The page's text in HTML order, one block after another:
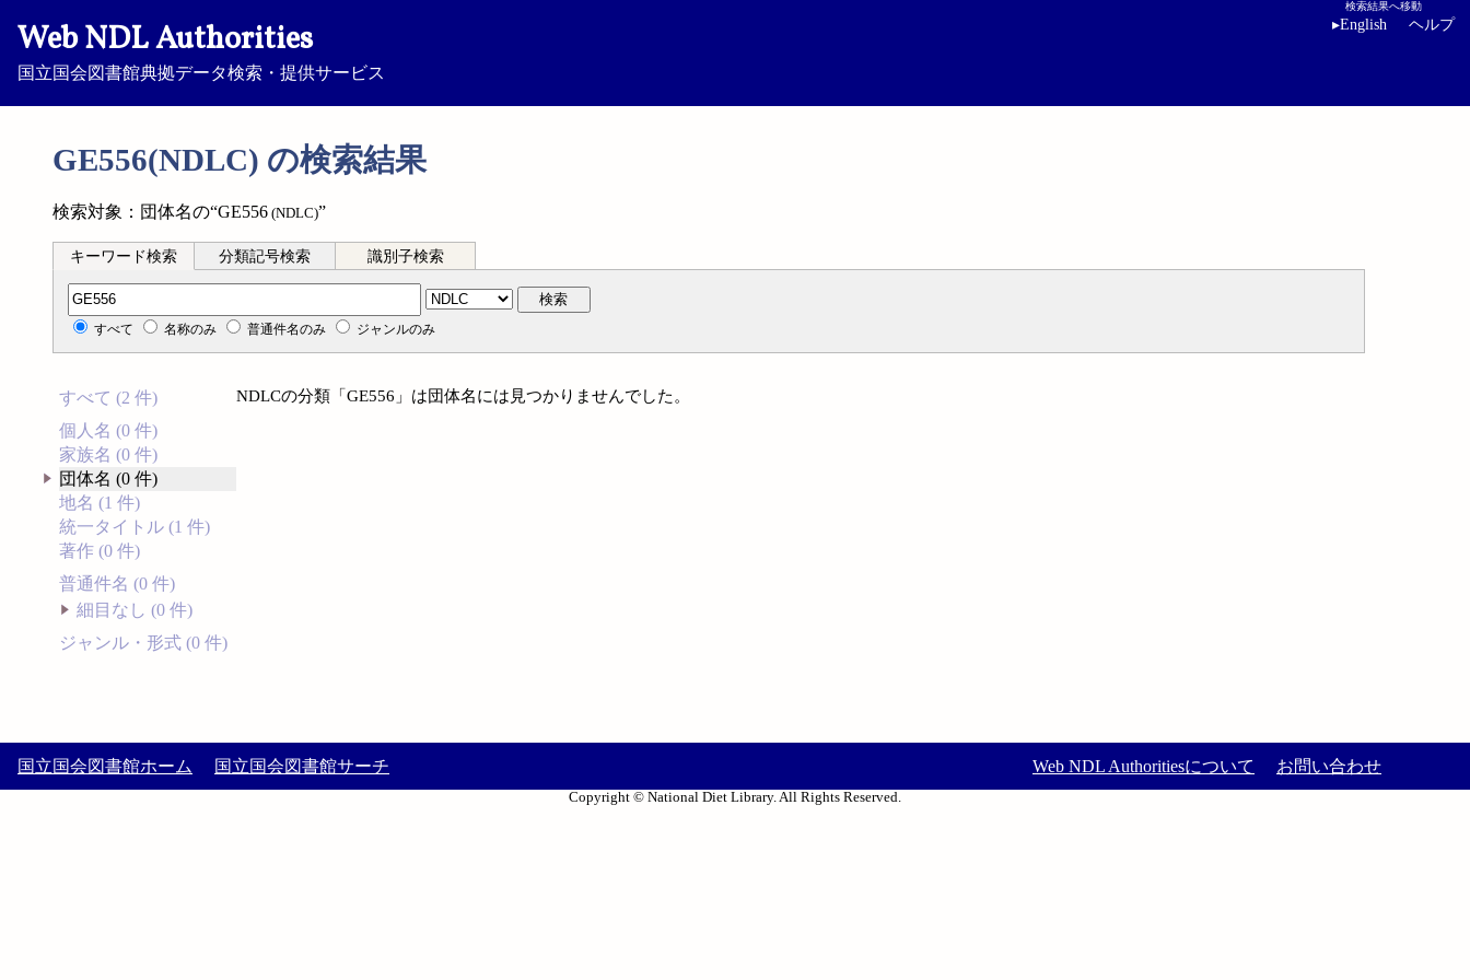
Web NDL Authorities
国立国会図書館典拠データ検索・提供サービス
検索結果へ移動
▸English ヘルプ
GE556(NDLC) の検索結果
検索対象：団体名の“GE556 (NDLC)”
キーワード検索 分類記号検索 識別子検索
分類記号検索 検索
すべて 名称のみ 普通件名のみ ジャンルのみ
すべて (2 件)
個人名 (0 件)
家族名 (0 件)
団体名 (0 件)
地名 (1 件)
統一タイトル (1 件)
著作 (0 件)
普通件名 (0 件)
細目なし (0 件)
ジャンル・形式 (0 件)
NDLCの分類「GE556」は団体名には見つかりませんでした。
国立国会図書館ホーム 国立国会図書館サーチ Web NDL Authoritiesについて お問い合わせ
Copyright © National Diet Library. All Rights Reserved.